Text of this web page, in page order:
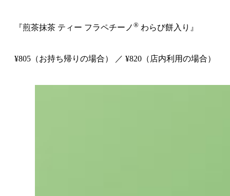
『煎茶抹茶 ティー フラペチーノ ® わらび餅入り』
¥805（お持ち帰りの場合） ／ ¥820（店内利用の場合）